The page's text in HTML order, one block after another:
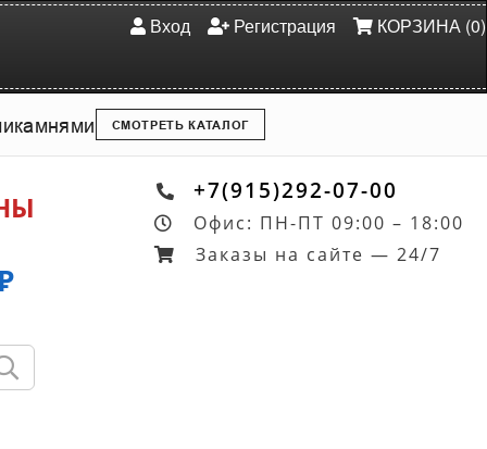
Вход Регистрация КОРЗИНА (0)
камнями СМОТРЕТЬ КАТАЛОГ
+7(915)292-07-00
Офис: ПН-ПТ 09:00 – 18:00
Заказы на сайте — 24/7